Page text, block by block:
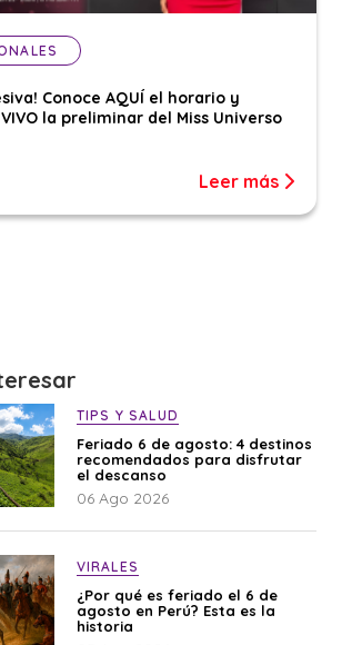
Conoce AQUÍ el horario y
la preliminar del Miss Universo
Leer más
TIPS Y SALUD
Feriado 6 de agosto: 4 destinos
recomendados para disfrutar
el descanso
06 Ago 2026
VIRALES
¿Por qué es feriado el 6 de
agosto en Perú? Esta es la
historia